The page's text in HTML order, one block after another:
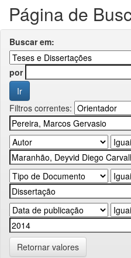
Página de
Buscar em:
por
Filtros correntes:
Retornar valores